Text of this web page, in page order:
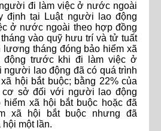
đi làm việc ở nước ngoài
định tại Luật người lao động
ở nước ngoài theo hợp đồng
vào quỹ hưu trí và tử tuất
lương tháng đóng bảo hiểm xã
động trước khi đi làm việc ở
lao động đã có quá trình
hội bắt buộc; bằng 22% của
sở đối với người lao động
xã hội bắt buộc hoặc đã
xã hội bắt buộc nhưng đã
một lần.